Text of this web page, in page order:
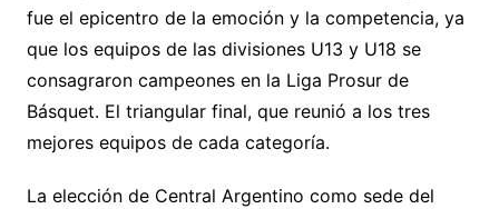
fue el epicentro de la emoción y la competencia, ya
que los equipos de las divisiones U13 y U18 se
consagraron campeones en la Liga Prosur de
Básquet. El triangular final, que reunió a los tres
mejores equipos de cada categoría.
La elección de Central Argentino como sede del